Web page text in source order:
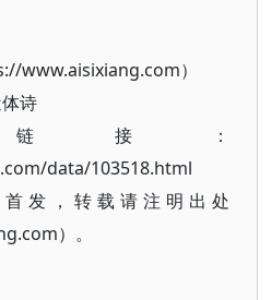
www.aisixiang.com）
诗
接：
data/103518.html
发，转载请注明出处
）。